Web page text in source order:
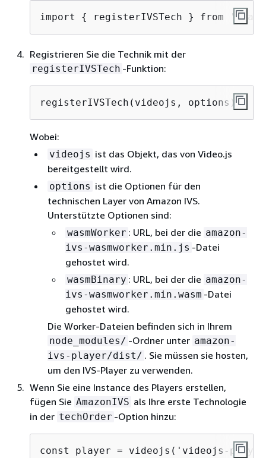
import { registerIVSTech } from
Registrieren Sie die Technik mit der
registerIVSTech -Funktion:
registerIVSTech(videojs, options);
Wobei:
videojs ist das Objekt, das von Video.js
bereitgestellt wird.
options ist die Optionen für den
technischen Layer von Amazon IVS.
Unterstützte Optionen sind:
wasmWorker : URL, bei der die amazon-
ivs-wasmworker.min.js -Datei
gehostet wird.
wasmBinary : URL, bei der die amazon-
ivs-wasmworker.min.wasm -Datei
gehostet wird.
Die Worker-Dateien befinden sich in Ihrem
node_modules/ -Ordner unter amazon-
ivs-player/dist/ . Sie müssen sie hosten,
um den IVS-Player zu verwenden.
Wenn Sie eine Instance des Players erstellen,
fügen Sie AmazonIVS als Ihre erste Technologie
in der techOrder -Option hinzu:
const player = videojs('videojs-